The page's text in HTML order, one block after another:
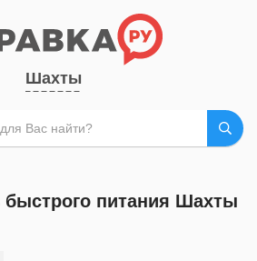
Шахты
быстрого питания Шахты